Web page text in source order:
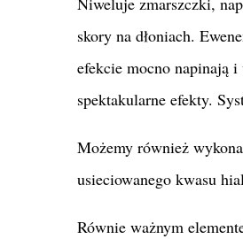
skory na dłoniach.
efekcie mocno napinają i
spektakularne efekty.
Możemy również
usieciowanego kwasu
Równie ważnym